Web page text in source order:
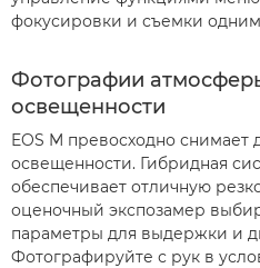
фокусировки и съемки
Фотографии
освещенности
EOS M превосходно
освещенности. Гибридная
обеспечивает отличную
оценочный экспозамер
параметры для выдержки и
Фотографируйте с рук в